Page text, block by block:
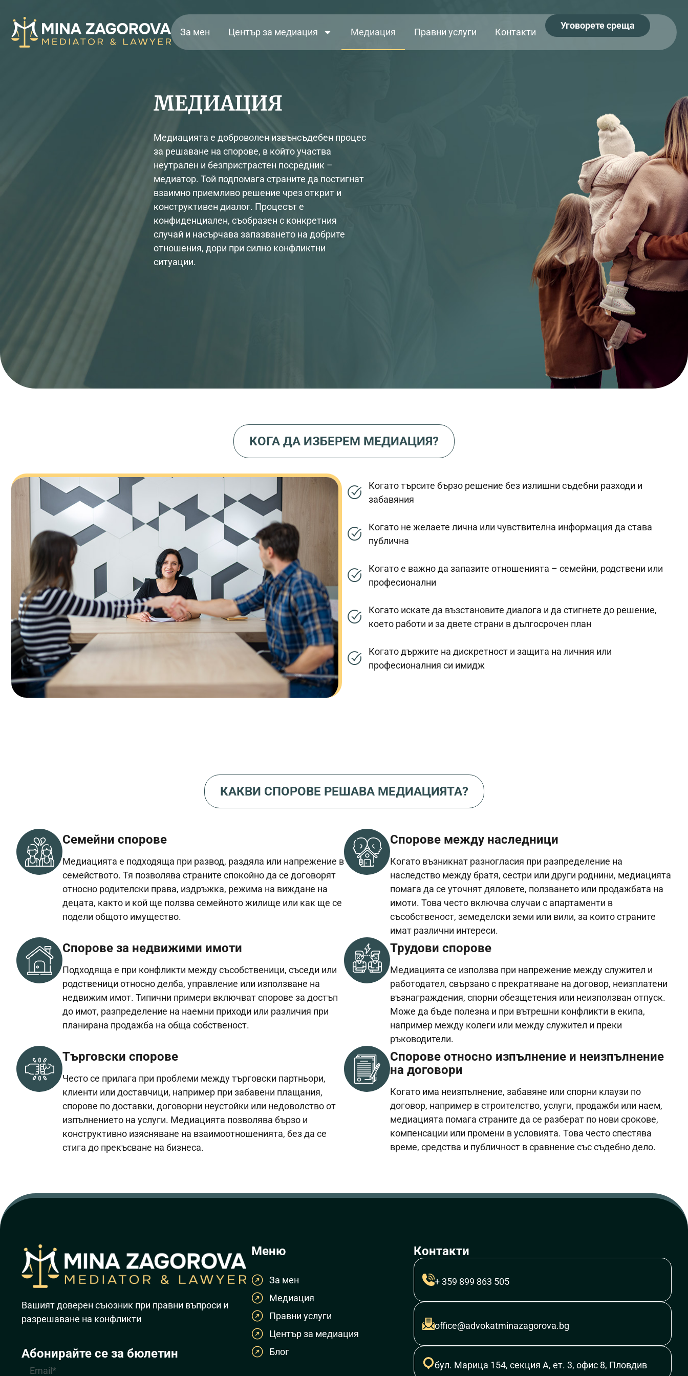
За мен Център за медиация Медиация Правни услуги Контакти
Уговорете среща
МЕДИАЦИЯ
Медиацията е доброволен извънсъдебен процес
за решаване на спорове, в който участва
неутрален и безпристрастен посредник –
медиатор. Той подпомага страните да постигнат
взаимно приемливо решение чрез открит и
конструктивен диалог. Процесът е
конфиденциален, съобразен с конкретния
случай и насърчава запазването на добрите
отношения, дори при силно конфликтни
ситуации.
КОГА ДА ИЗБЕРЕМ МЕДИАЦИЯ?
Когато търсите бързо решение без излишни съдебни разходи и
забавяния
Когато не желаете лична или чувствителна информация да става
публична
Когато е важно да запазите отношенията – семейни, родствени или
професионални
Когато искате да възстановите диалога и да стигнете до решение,
което работи и за двете страни в дългосрочен план
Когато държите на дискретност и защита на личния или
професионалния си имидж
КАКВИ СПОРОВЕ РЕШАВА МЕДИАЦИЯТА?
Семейни спорове
Медиацията е подходяща при развод, раздяла или напрежение в
семейството. Тя позволява страните спокойно да се договорят
относно родителски права, издръжка, режима на виждане на
децата, както и кой ще ползва семейното жилище или как ще се
подели общото имущество.
Спорове между наследници
Когато възникнат разногласия при разпределение на
наследство между братя, сестри или други роднини, медиацията
помага да се уточнят дяловете, ползването или продажбата на
имоти. Това често включва случаи с апартаменти в
съсобственост, земеделски земи или вили, за които страните
имат различни интереси.
Спорове за недвижими имоти
Подходяща е при конфликти между съсобственици, съседи или
родственици относно делба, управление или използване на
недвижим имот. Типични примери включват спорове за достъп
до имот, разпределение на наемни приходи или различия при
планирана продажба на обща собственост.
Трудови спорове
Медиацията се използва при напрежение между служител и
работодател, свързано с прекратяване на договор, неизплатени
възнаграждения, спорни обезщетения или неизползван отпуск.
Може да бъде полезна и при вътрешни конфликти в екипа,
например между колеги или между служител и преки
ръководители.
Търговски спорове
Често се прилага при проблеми между търговски партньори,
клиенти или доставчици, например при забавени плащания,
спорове по доставки, договорни неустойки или недоволство от
изпълнението на услуги. Медиацията позволява бързо и
конструктивно изясняване на взаимоотношенията, без да се
стига до прекъсване на бизнеса.
Спорове относно изпълнение и неизпълнение
на договори
Когато има неизпълнение, забавяне или спорни клаузи по
договор, например в строителство, услуги, продажби или наем,
медиацията помага страните да се разберат по нови срокове,
компенсации или промени в условията. Това често спестява
време, средства и публичност в сравнение със съдебно дело.
Вашият доверен съюзник при правни въпроси и
разрешаване на конфликти
Абонирайте се за бюлетин
Меню
За мен
Медиация
Правни услуги
Център за медиация
Блог
Контакти
+ 359 899 863 505
office@advokatminazagorova.bg
бул. Марица 154, секция А, ет. 3, офис 8, Пловдив